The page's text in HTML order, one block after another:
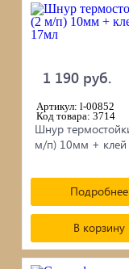
1 190 руб.
Артикул: l-00852
Код товара: 3714
Шнур
м/п) 10мм +
Подробнее
В корзину